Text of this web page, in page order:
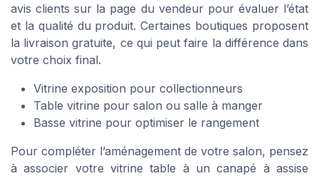
avis clients sur la page du vendeur pour évaluer l’état
et la qualité du produit. Certaines boutiques proposent
la livraison gratuite, ce qui peut faire la différence dans
votre choix final.
Vitrine exposition pour collectionneurs
Table vitrine pour salon ou salle à manger
Basse vitrine pour optimiser le rangement
Pour compléter l’aménagement de votre salon, pensez
à associer votre vitrine table à un canapé à assise